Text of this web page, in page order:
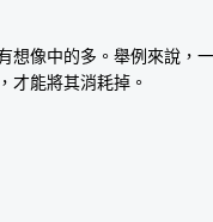
像中的多。舉例來說，
才能將其消耗掉。